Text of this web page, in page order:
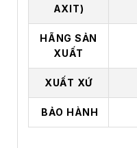
AXIT)
HÃNG SẢN
XUẤT
XUẤT XỨ
BẢO HÀNH